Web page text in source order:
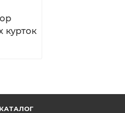
манжеты:
продувание
на молниях — для ценных
курток
КАТАЛОГ